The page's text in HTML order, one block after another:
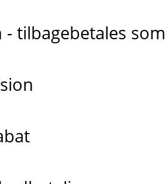
- tilbagebetales som